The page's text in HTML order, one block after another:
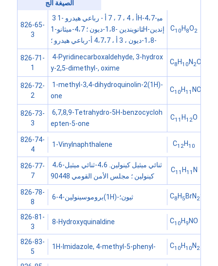
الصيغة الج
826-65-
3
3 أ ، 4 ، 7 ، 7 أ - رباعي هيدرو -1H-4،7-مي
ثانويندين -1،8-ديون ؛ 4،7-ميثانو-1H-إندين
-1،8-ديون ، 3 أ ، 4،7،7 أ-رباعي هيدرو ؛
C10H 8O2
826-71-
1
4-Pyridinecarboxaldehyde, 3-hydrox
y-2,5-dimethyl-, oxime
C8H10N 2O
826-72-
2
1-methyl-3,4-dihydroquinolin-2(1H)-
one
C10H11NO
826-73-
3
6,7,8,9-Tetrahydro-5H-benzocycloh
epten-5-one
C11H12O
826-74-
4
1-Vinylnaphthalene C12H10
826-77-
7
4،6-ثنائي ميثيل كينولين. 4،6-ثنائي ميثيل
كينولين ؛ مجلس الأمن القومي 90448
C11 H11 N
826-78-
8
6-بروموسينولين-4(1H)-ثيون؛ C8H 5BrN 2S
826-81-
3
8-Hydroxyquinaldine C10H 9NO
826-83-
5
1H-Imidazole, 4-methyl-5-phenyl- C10H10N 2